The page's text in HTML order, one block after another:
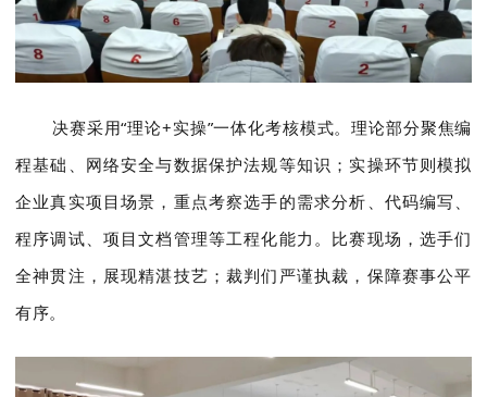
决赛采用“理论+实操”一体化考核模式。理论部分聚焦编
程基础、网络安全与数据保护法规等知识；实操环节则模拟
企业真实项目场景，重点考察选手的需求分析、代码编写、
程序调试、项目文档管理等工程化能力。比赛现场，选手们
全神贯注，展现精湛技艺；裁判们严谨执裁，保障赛事公平
有序。